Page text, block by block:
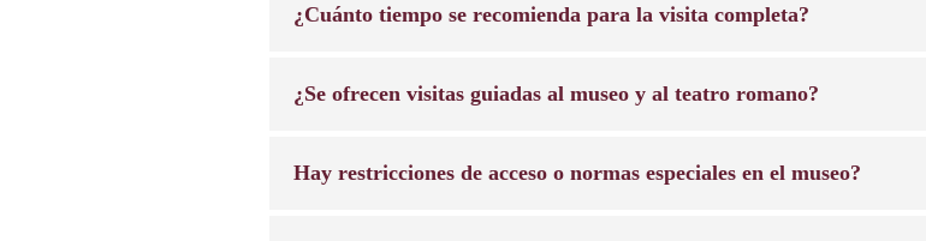
¿Cuánto tiempo se recomienda para la visita completa?
¿Se ofrecen visitas guiadas al museo y al teatro romano?
Hay restricciones de acceso o normas especiales en el museo?